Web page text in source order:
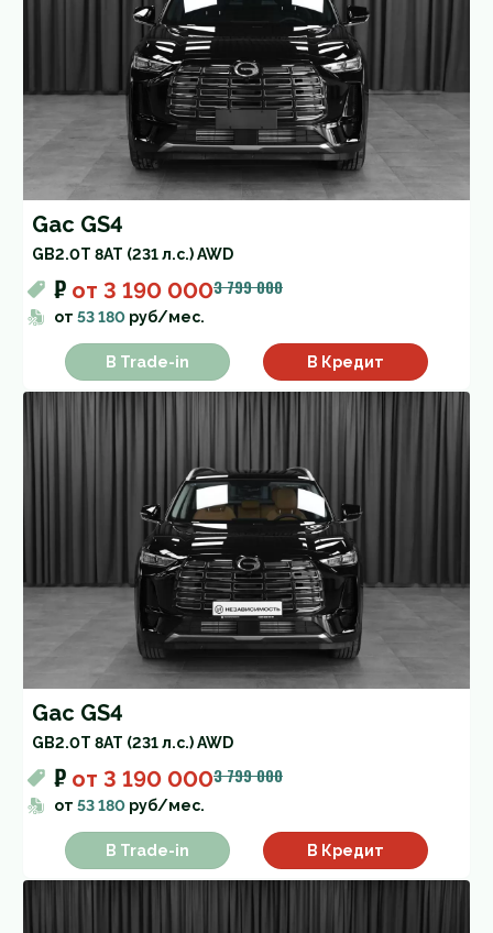
Gac GS4
GB2.0T 8AT (231 л.с.) AWD
₽ от 3 190 0003 799 000
от 53 180 руб/мес.
В Trade-in В Кредит
Gac GS4
GB2.0T 8AT (231 л.с.) AWD
₽ от 3 190 0003 799 000
от 53 180 руб/мес.
В Trade-in В Кредит